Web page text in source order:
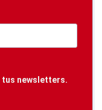
newsletters.